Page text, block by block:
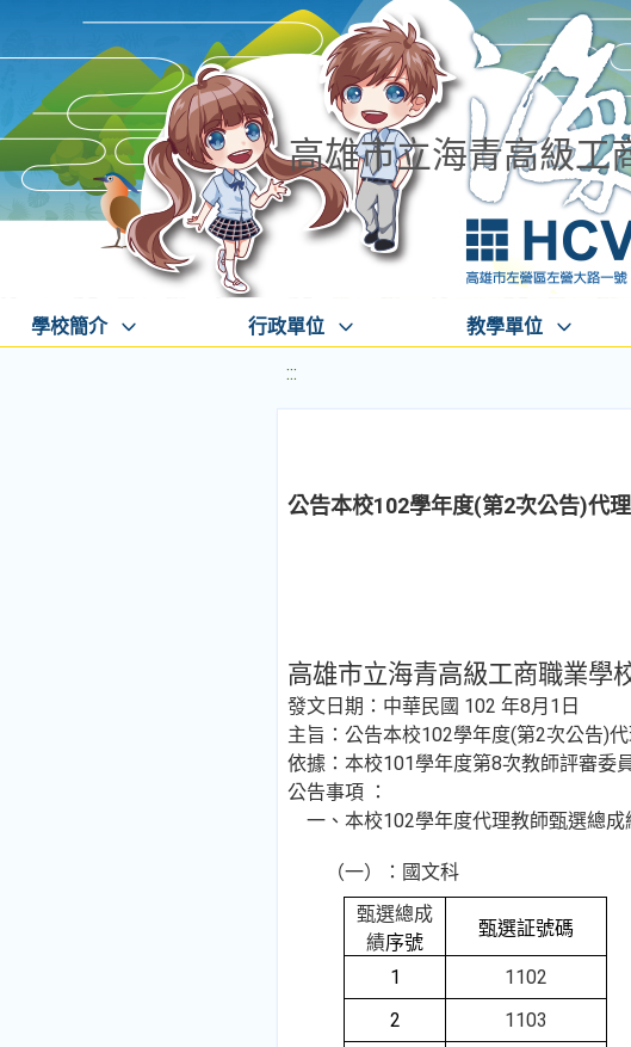
高雄市立海青高級工
學校簡介 行政單位 教學單位
:::
公告本校102學年度(第2次公告)代
高雄市立海青高級工商職業學
發文日期：中華民國 102 年8月1日
主旨： 公告本校102學年度(第2次公告)
依據：本校101學年度第8次教師評審委
公告事項 ：
一、本校102學年度代理教師甄選總成
（一）：國文科
甄選總成
績序號
甄選証號碼
1
1102
2
1103